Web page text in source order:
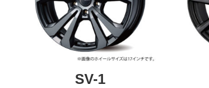
SV-1